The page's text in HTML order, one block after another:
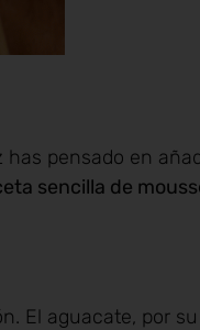
pensado en
sencilla de
El aguacate, por